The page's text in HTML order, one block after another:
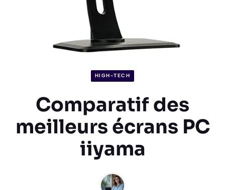
HIGH-TECH
Comparatif des
meilleurs écrans PC
iiyama